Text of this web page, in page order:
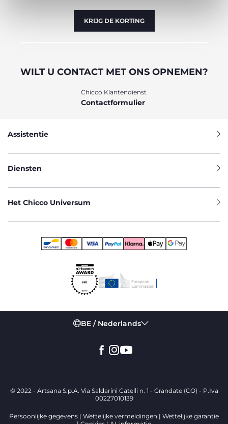
KRIJG DE KORTING
WILT U CONTACT MET ONS OPNEMEN?
Chicco Klantendienst
Contactformulier
Assistentie
Diensten
Het Chicco Universum
BE / Nederlands
© 2022 - Artsana S.p.A. Via Saldarini Catelli n. 1 - Grandate (CO) - P.Iva
00227010139
Persoonlijke gegevens Wettelijke vermeldingen
Wettelijke garantie